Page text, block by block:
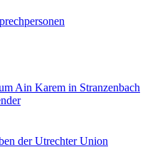
Ain Karem in Stranzenbach
der Utrechter Union